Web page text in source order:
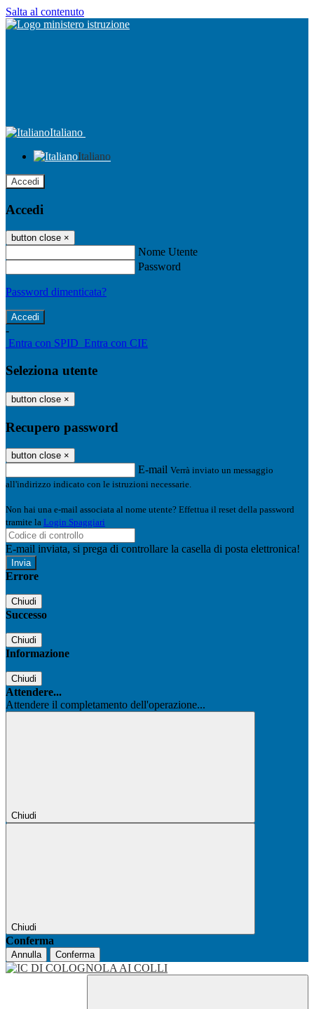
Salta al contenuto
Italiano
Italiano
Accedi
Accedi
button close ×
Nome Utente
Password
Password dimenticata?
-
Entra con SPID Entra con CIE
Seleziona utente
button close ×
Recupero password
button close ×
E-mail Verrà inviato un messaggio
all'indirizzo indicato con le istruzioni necessarie.
Non hai una e-mail associata al nome utente? Effettua il reset della password
tramite la Login Spaggiari
E-mail inviata, si prega di controllare la casella di posta elettronica!
Errore
Chiudi
Successo
Chiudi
Informazione
Chiudi
Attendere...
Attendere il completamento dell'operazione...
Chiudi
Chiudi
Conferma
Annulla Conferma